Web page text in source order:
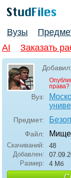
Вузы
AI
Заказать
Добавил:
права?
Вуз:
Предмет:
Файл:
Скачиваний:
48
Добавлен:
Размер:
4 Мб